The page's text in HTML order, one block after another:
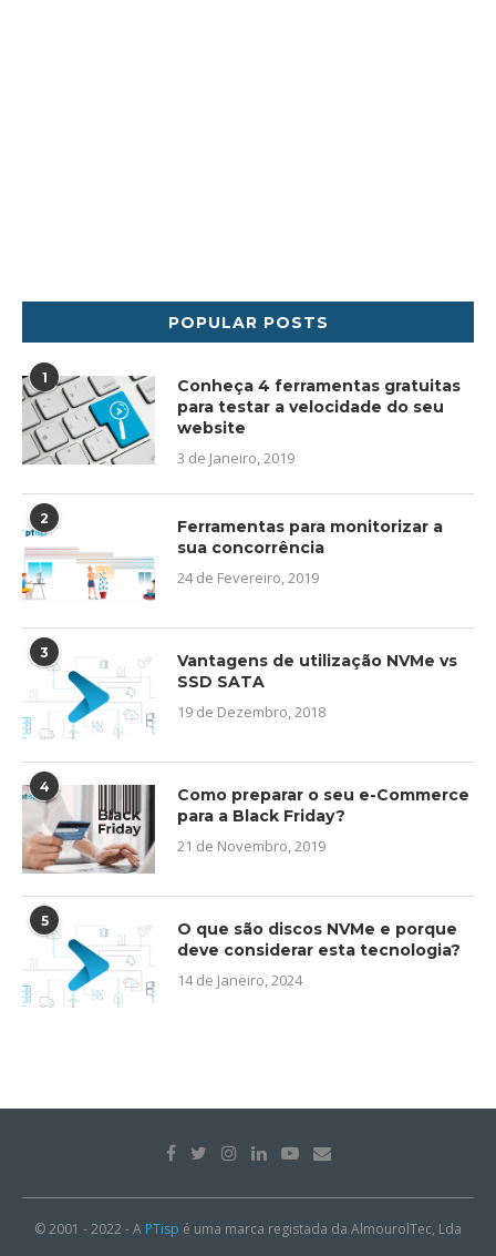
POPULAR POSTS
1
Conheça 4 ferramentas gratuitas
para testar a velocidade do seu
website
3 de Janeiro, 2019
2
Ferramentas para monitorizar a
sua concorrência
24 de Fevereiro, 2019
3
Vantagens de utilização NVMe vs
SSD SATA
19 de Dezembro, 2018
4
Como preparar o seu e-Commerce
para a Black Friday?
21 de Novembro, 2019
5
O que são discos NVMe e porque
deve considerar esta tecnologia?
14 de Janeiro, 2024
© 2001 - 2022 - A PTisp é uma marca registada da AlmourolTec, Lda